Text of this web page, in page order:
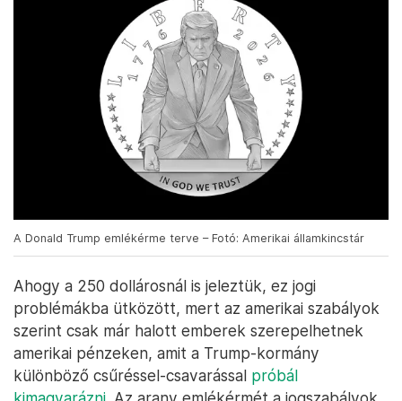
A Donald Trump emlékérme terve – Fotó: Amerikai államkincstár
Ahogy a 250 dollárosnál is jeleztük, ez jogi
problémákba ütközött, mert az amerikai szabályok
szerint csak már halott emberek szerepelhetnek
amerikai pénzeken, amit a Trump-kormány
különböző csűréssel-csavarással próbál